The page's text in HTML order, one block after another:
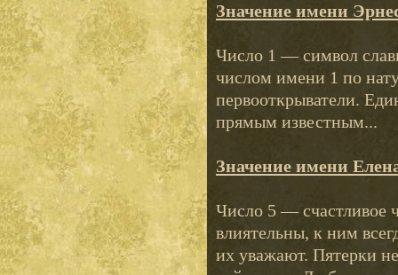
Значение имени
Число 1 — символ
числом имени 1 по
первооткрыватели.
прямым известным...
Значение имени
Число 5 — счастливое
влиятельны, к ним
их уважают. Пятерки